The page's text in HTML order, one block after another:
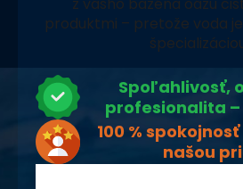
z vášho bazéna oázu
produktmi – pretože voda
Spoľahlivosť,
profesionalita
100 %
našou